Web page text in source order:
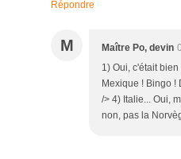
Répondre
M Maître Po, devin
1) Oui, c'était
Mexique ! Bingo
/> 4) Italie... Oui,
non, pas la